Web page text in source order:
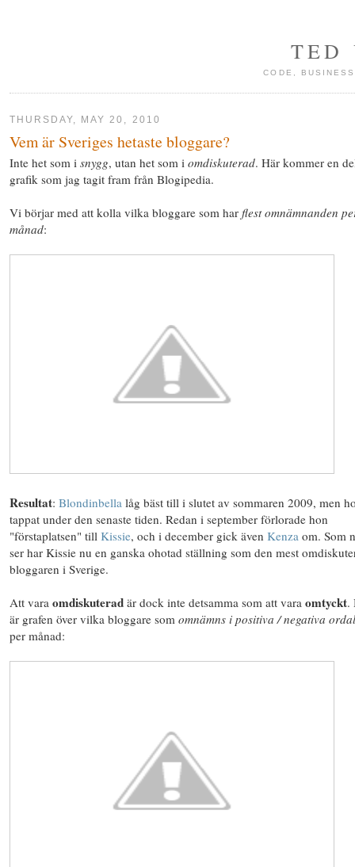
TED
CODE,
THURSDAY, MAY 20, 2010
Vem är Sveriges hetaste bloggare?
Inte het som i snygg, utan het som i omdiskuterad. Här kommer en
grafik som jag tagit fram från Blogipedia.
Vi börjar med att kolla vilka bloggare som har flest omnämnanden
månad:
Resultat: Blondinbella låg bäst till i slutet av sommaren 2009, men
tappat under den senaste tiden. Redan i september förlorade hon
"förstaplatsen" till Kissie, och i december gick även Kenza om. Som
ser har Kissie nu en ganska ohotad ställning som den mest
bloggaren i Sverige.
Att vara omdiskuterad är dock inte detsamma som att vara omtyckt.
är grafen över vilka bloggare som omnämns i positiva / negativa
per månad: